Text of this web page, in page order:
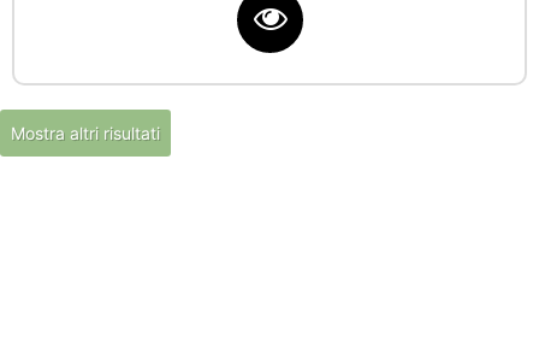
Mostra altri risultati